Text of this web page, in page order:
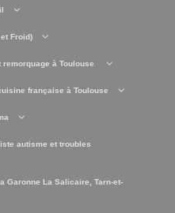
Froid)
remorquage à Toulouse
française à Toulouse
autisme et troubles
Garonne La Salicaire, Tarn-et-